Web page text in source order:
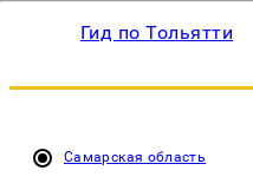
Гид по Тольятти
Самарская область